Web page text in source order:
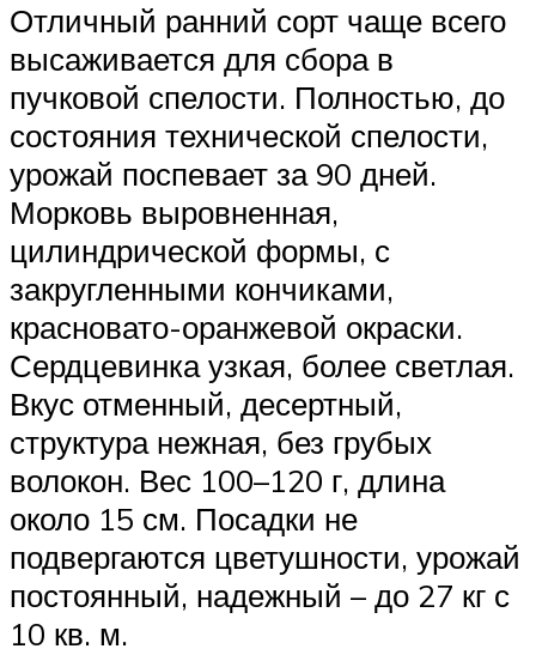
Отличный ранний сорт чаще всего
высаживается для сбора в
пучковой спелости. Полностью, до
состояния технической спелости,
урожай поспевает за 90 дней.
Морковь выровненная,
цилиндрической формы, с
закругленными кончиками,
красновато-оранжевой окраски.
Сердцевинка узкая, более светлая.
Вкус отменный, десертный,
структура нежная, без грубых
волокон. Вес 100–120 г, длина
около 15 см. Посадки не
подвергаются цветушности, урожай
постоянный, надежный – до 27 кг с
10 кв. м.